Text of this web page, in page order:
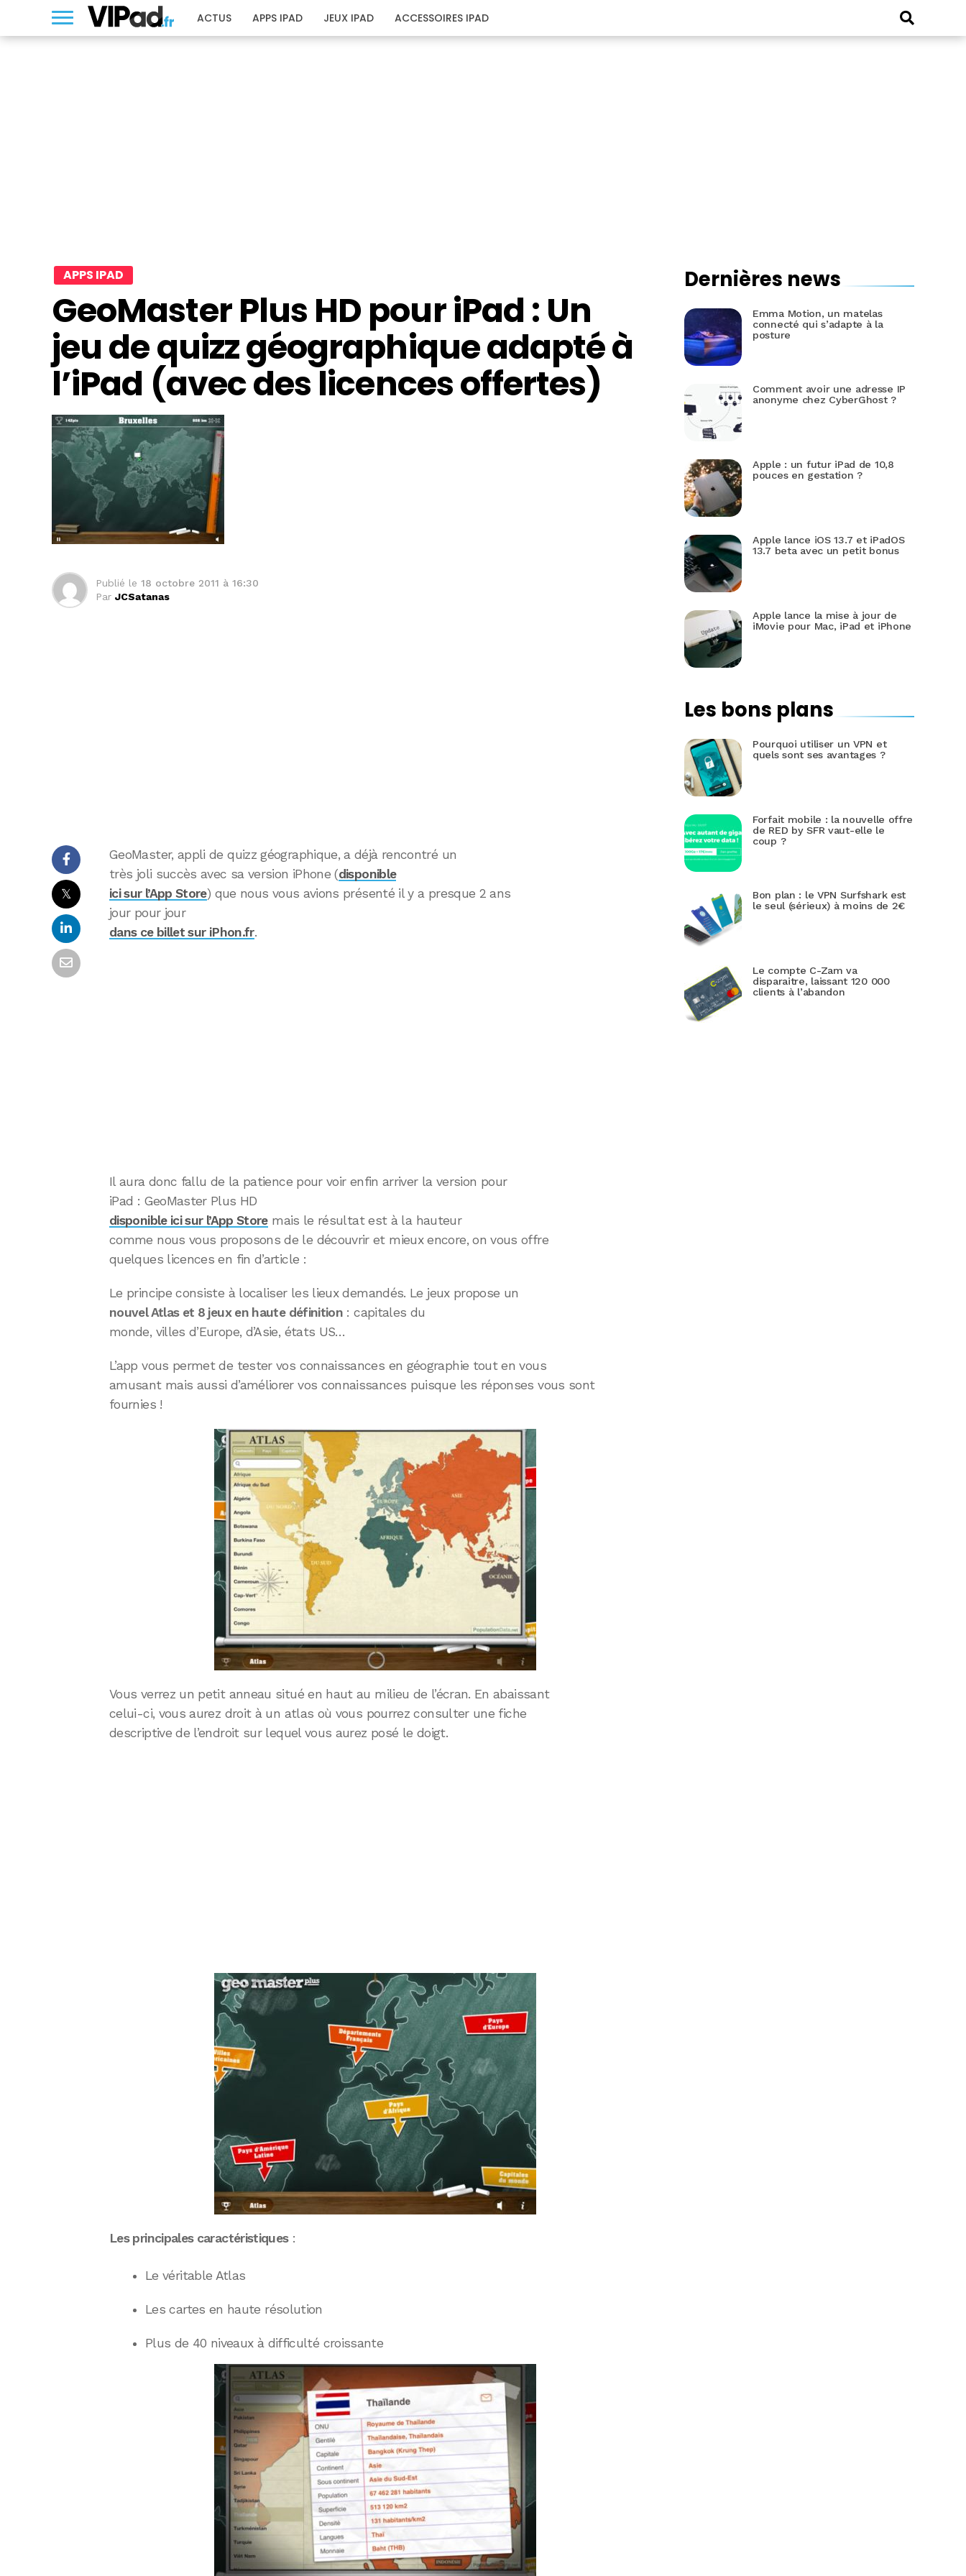
ACTUS APPS IPAD JEUX IPAD ACCESSOIRES IPAD
APPS IPAD
GeoMaster Plus HD pour iPad : Un
jeu de quizz géographique adapté à
l’iPad (avec des licences offertes)
Publié le 18 octobre 2011 à 16:30
Par JCSatanas
𝕏
GeoMaster, appli de quizz géographique, a déjà rencontré un
très joli succès avec sa version iPhone (disponible
ici sur l’App Store) que nous vous avions présenté il y a presque 2 ans
jour pour jour
dans ce billet sur iPhon.fr.
Il aura donc fallu de la patience pour voir enfin arriver la version pour
iPad : GeoMaster Plus HD
disponible ici sur l’App Storemais le résultat est à la hauteur
comme nous vous proposons de le découvrir et mieux encore, on vous offre
quelques licences en fin d’article :
Le principe consiste à localiser les lieux demandés. Le jeux propose un
nouvel Atlas et 8 jeux en haute définition : capitales du
monde, villes d’Europe, d’Asie, états US…
L’app vous permet de tester vos connaissances en géographie tout en vous
amusant mais aussi d’améliorer vos connaissances puisque les réponses vous sont
fournies !
Vous verrez un petit anneau situé en haut au milieu de l’écran. En abaissant
celui-ci, vous aurez droit à un atlas où vous pourrez consulter une fiche
descriptive de l’endroit sur lequel vous aurez posé le doigt.
Les principales caractéristiques:
Le véritable Atlas
Les cartes en haute résolution
Plus de 40 niveaux à difficulté croissante
Dernières news
Emma Motion, un matelas
connecté qui s’adapte à la
posture
Comment avoir une adresse IP
anonyme chez CyberGhost ?
Apple : un futur iPad de 10,8
pouces en gestation ?
Apple lance iOS 13.7 et iPadOS
13.7 beta avec un petit bonus
Apple lance la mise à jour de
iMovie pour Mac, iPad et iPhone
Les bons plans
Pourquoi utiliser un VPN et
quels sont ses avantages ?
Forfait mobile : la nouvelle offre
de RED by SFR vaut-elle le
coup ?
Bon plan : le VPN Surfshark est
le seul (sérieux) à moins de 2€
Le compte C-Zam va
disparaitre, laissant 120 000
clients à l’abandon